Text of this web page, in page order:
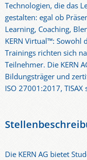
Technologien, die das
gestalten: egal ob
Learning, Coaching,
KERN Virtual™: Sowohl
Trainings richten sich
Teilnehmer. Die KERN
Bildungsträger und
ISO 27001:2017, TISAX
Die KERN AG bietet